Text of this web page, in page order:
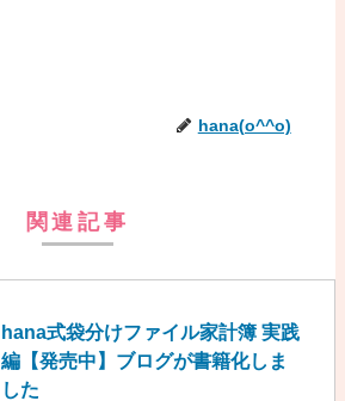
hana(o^^o)
関連記事
hana式袋分けファイル家計簿 実践
編【発売中】ブログが書籍化しま
した